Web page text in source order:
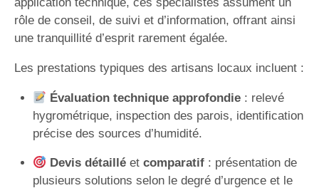
rôle de conseil, de suivi et d’information, offrant ainsi
une tranquillité d’esprit rarement égalée.
Les prestations typiques des artisans locaux incluent :
Évaluation technique approfondie: relevé
hygrométrique, inspection des parois, identification
précise des sources d’humidité.
Devis détailléet comparatif: présentation de
plusieurs solutions selon le degré d’urgence et le